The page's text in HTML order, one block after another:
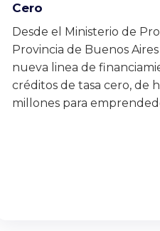
Cero
Desde el Ministerio de
Provincia de Buenos
nueva linea de
créditos de tasa cero, de
millones para